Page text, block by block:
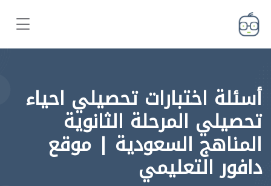
أسئلة اختبارات تحصيلي احياء
تحصيلي المرحلة الثانوية
المناهج السعودية | موقع
دافور التعليمي